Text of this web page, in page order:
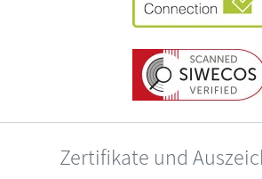
Zertifikate und